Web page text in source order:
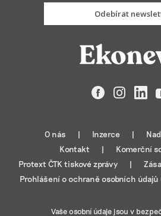
Odebírat
Facebook
O nás Inzerce
Kontakt
Komerční
Protext ČTK tiskové zprávy
Prohlášení o ochraně osobních údajů
Vaše osobní údaje jsou v